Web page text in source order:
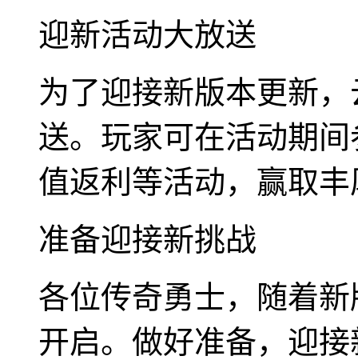
迎新活动大放送
为了迎接新版本更新
送。玩家可在活动期
值返利等活动，赢取
准备迎接新挑战
各位传奇勇士，随着
开启。做好准备，迎